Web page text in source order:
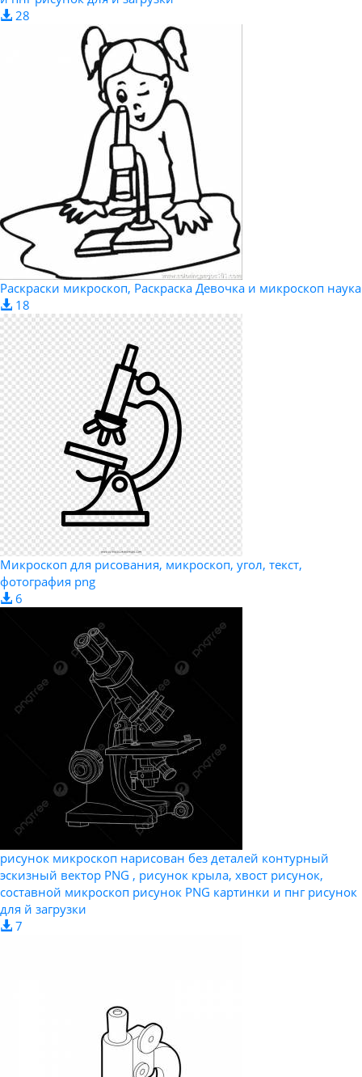
28
Раскраски микроскоп, Раскраска Девочка и микроскоп наука
18
Микроскоп для рисования, микроскоп, угол, текст,
фотография png
6
рисунок микроскоп нарисован без деталей контурный
эскизный вектор PNG , рисунок крыла, хвост рисунок,
составной микроскоп рисунок PNG картинки и пнг рисунок
для й загрузки
7